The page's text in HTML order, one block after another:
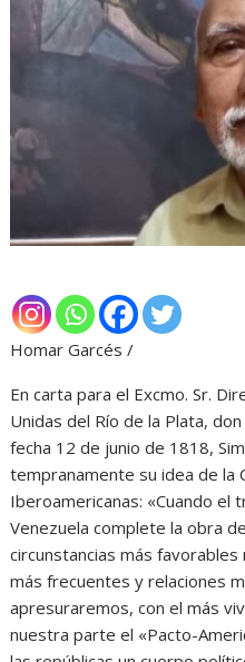
Homar Garcés /
En carta para el Excmo. Sr.
Unidas del Río de la Plata,
fecha 12 de junio de 1818,
tempranamente su idea de la
Iberoamericanas: «Cuando el
Venezuela complete la obra
circunstancias más
más frecuentes y relaciones
apresuraremos, con el más
nuestra parte el «Pacto-